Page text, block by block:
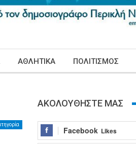
ΑΘΛΗΤΙΚΑ ΠΟΛΙΤΙΣΜΟΣ
ΑΚΟΛΟΥΘΗΣΤΕ ΜΑΣ
Facebook Likes